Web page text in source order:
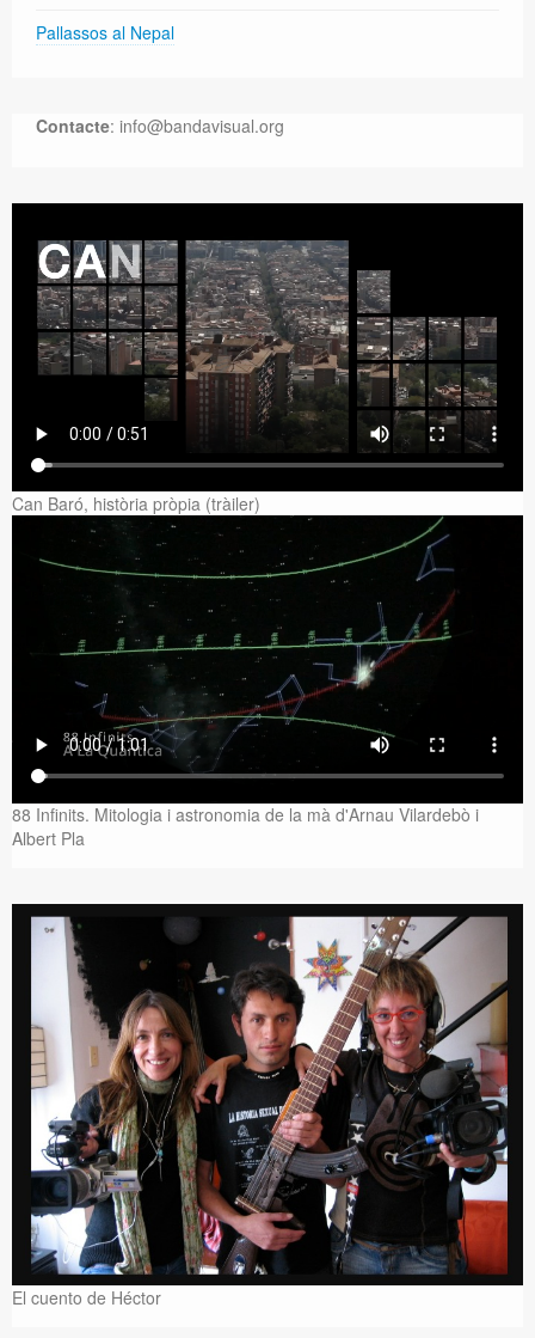
Pallassos al Nepal
Contacte: info@bandavisual.org
Can Baró, història pròpia (tràiler)
88 Infinits. Mitologia i astronomia de la mà d'Arnau Vilardebò i
Albert Pla
El cuento de Héctor